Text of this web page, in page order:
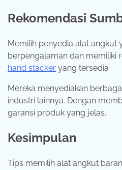
Rekomendasi
Memilih penyedia alat angkut
berpengalaman dan memiliki
hand stacker yang tersedia
Mereka menyediakan
industri lainnya. Dengan
garansi produk yang jelas.
Kesimpulan
Tips memilih alat angkut